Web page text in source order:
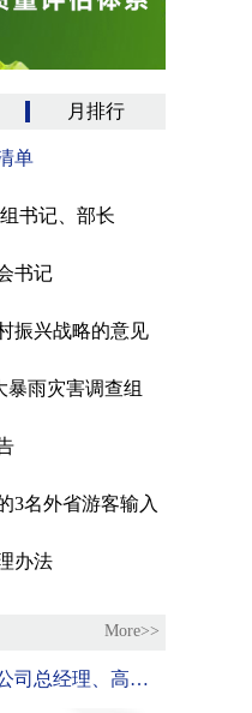
月排行
单
书记、部长
书记
振兴战略的意见
暴雨灾害调查组
3名外省游客输入
办法
More>>
彭祥林：北京均友信科技有限公司总经理、高级工程师